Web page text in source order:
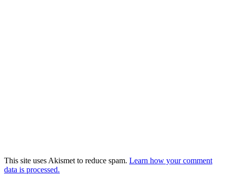
This site uses Akismet to reduce spam. Learn how your comment
data is processed.